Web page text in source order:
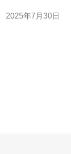
理，性价比高，因
2025年7月30日